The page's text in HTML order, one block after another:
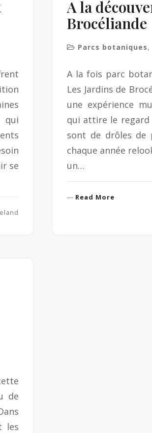
qui
se
A la
Brocéliande
Parcs botaniques,
A la fois parc
Les Jardins de
une expérience
qui attire le regard
sont de drôles de
chaque année
un…
Read More
de
les